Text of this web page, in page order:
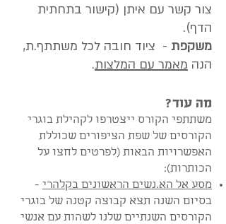
צור קשר עם איתן (קישור בתחתית
הדף).
משקפת - ציוד חובה לכל משתתף.ת,
הנה מאמר עם המלצות.
מה עוד?
משתתפי הקורס ייצטרפו לקהילת בוגרי
הקורסים של שפת הציפורים שכוללת
האפשרויות הבאות (לפרטים לחצו על
הכותרות):
מסע אל הא.נשים הראשונים בקלהרי -
בסיום השנה תצא קבוצה קטנה של בוגרי
הקורסים השנתיים שלנו לשהות עם אנשי